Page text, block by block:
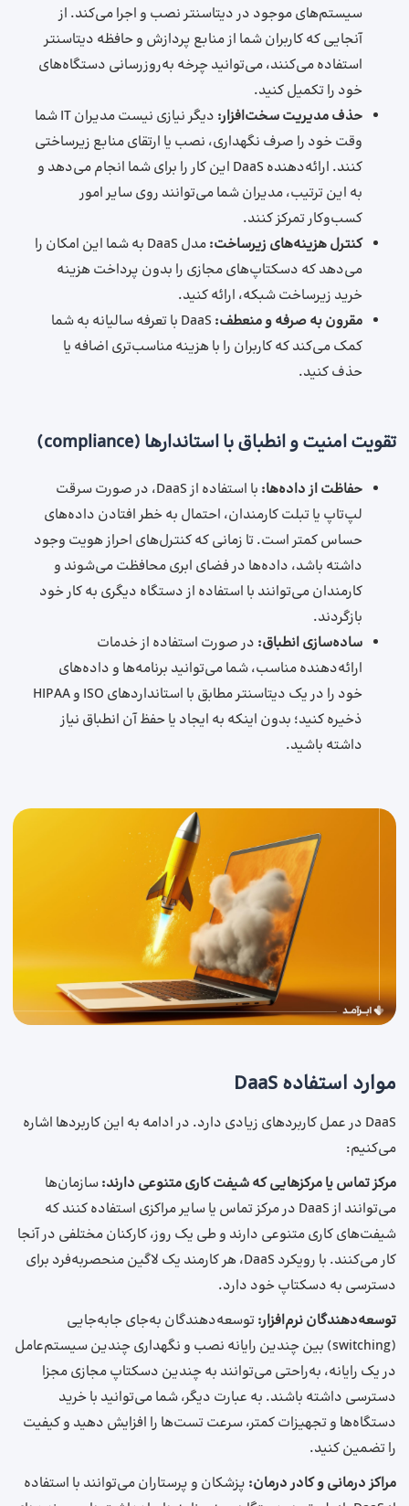
سیستم‌های موجود در دیتاسنتر نصب و اجرا می‌کند. از
آنجایی که کاربران شما از منابع پردازش و حافظه دیتاسنتر
استفاده می‌کنند، می‌توانید چرخه به‌روزرسانی دستگاه‌های
خود را تکمیل کنید.
حذف مدیریت سخت‌افزار:
دیگر نیازی نیست مدیران IT شما
وقت خود را صرف نگهداری، نصب یا ارتقای منابع زیرساختی
کنند. ارائه‌دهنده DaaS این کار را برای شما انجام می‌دهد و
به این ترتیب، مدیران شما می‌توانند روی سایر امور
کسب‌وکار تمرکز کنند.
کنترل هزینه‌های زیرساخت:
مدل DaaS به شما این امکان را
می‌دهد که دسکتاپ‌های مجازی را بدون پرداخت هزینه
خرید زیرساخت شبکه، ارائه کنید.
مقرون به صرفه و منعطف:
DaaS با تعرفه سالیانه به شما
کمک می‌کند که کاربران را با هزینه‌ مناسب‌تری اضافه یا
حذف کنید.
تقویت امنیت و انطباق با استاندارها (compliance)
حفاظت از داده‌ها:
با استفاده از DaaS، در صورت سرقت
لپ‌تاپ یا تبلت کارمندان، احتمال به خطر افتادن داده‌های
حساس کمتر است. تا زمانی که کنترل‌های احراز هویت وجود
داشته باشد، داده‌ها در فضای ابری محافظت می‌شوند و
کارمندان می‌توانند با استفاده از دستگاه دیگری به کار خود
بازگردند.
ساده‌سازی انطباق: در صورت استفاده از خدمات
ارائه‌دهنده مناسب، شما می‌توانید برنامه‌ها و داده‌های
خود را در یک دیتاسنتر مطابق با استانداردهای ISO و HIPAA
ذخیره کنید؛ بدون اینکه به ایجاد یا حفظ آن انطباق نیاز
داشته باشید.
موارد استفاده DaaS
DaaS در عمل کاربردهای زیادی دارد. در ادامه به این کاربردها اشاره
می‌کنیم:
مرکز تماس یا مرکز‌هایی که شیفت کاری متنوعی دارند:سازمان‌ها
می‌توانند از DaaS در مرکز تماس یا سایر مراکزی استفاده کنند که
شیفت‌های کاری متنوعی دارند و طی یک روز، کارکنان مختلفی در آنجا
کار می‌کنند. با رویکرد DaaS، هر کارمند یک لاگین منحصر‌به‌فرد برای
دسترسی به دسکتاپ خود دارد.
توسعه‌دهندگان نرم‌افزار: توسعه‌دهندگان به‌جای جابه‌جایی
(switching) بین چندین رایانه نصب و نگهداری چندین سیستم‌عامل
در یک رایانه، به‌راحتی می‌توانند به چندین دسکتاپ مجازی مجزا
دسترسی داشته باشند. به عبارت دیگر، شما می‌توانید با خرید
دستگاه‌ها و تجهیزات کمتر، سرعت تست‌‌ها را افزایش دهید و کیفیت
را تضمین کنید.
مراکز درمانی و کادر درمان: پزشکان و پرستاران می‌توانند با استفاده